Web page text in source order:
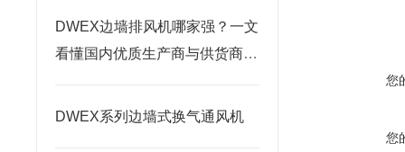
DWEX边墙排风机哪家强？一文
看懂国内优质生产商与供货商推
DWEX系列边墙式换气通风机
您
您